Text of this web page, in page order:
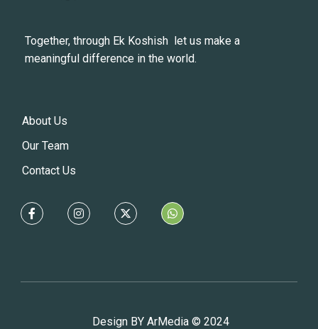
Together, through Ek Koshish let us make a
meaningful difference in the world.
About Us
Our Team
Contact Us
Design BY ArMedia © 2024